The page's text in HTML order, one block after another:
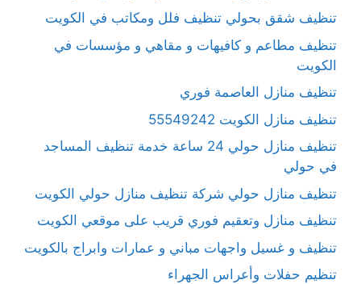
تنظيف شقق بحولي تنظيف فلل ومكاتب في الكويت
تنظيف مطاعم و كافيهات و مقاهي و مؤسسات في
الكويت
تنظيف منازل العاصمة فوري
تنظيف منازل الكويت 55549242
تنظيف منازل حولي 24 ساعة خدمة تنظيف المساجد
في حولي
تنظيف منازل حولي شركة تنظيف منازل حولي الكويت
تنظيف منازل وتعقيم فوري قريب على موقعي الكويت
تنظيف و غسيل واجهات مباني و عمارات وابراج بالكويت
تنظيم حفلات وأعراس الجهراء